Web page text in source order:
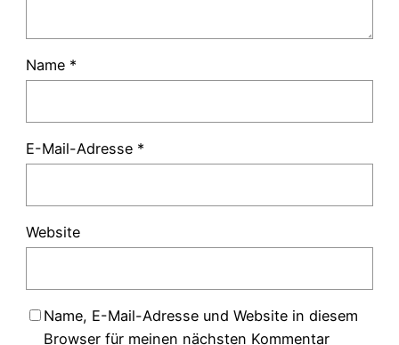
Name *
E-Mail-Adresse *
Website
Name, E-Mail-Adresse und Website in diesem
Browser für meinen nächsten Kommentar